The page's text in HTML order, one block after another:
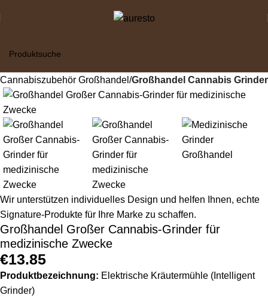
Cannabiszubehör Großhandel Großhandel Cannabis Grinder
Wir unterstützen individuelles Design und helfen Ihnen, echte
Signature-Produkte für Ihre Marke zu schaffen.
Großhandel Großer Cannabis-Grinder für
medizinische Zwecke
€13.85
Produktbezeichnung: Elektrische Kräutermühle (Intelligent
Grinder)